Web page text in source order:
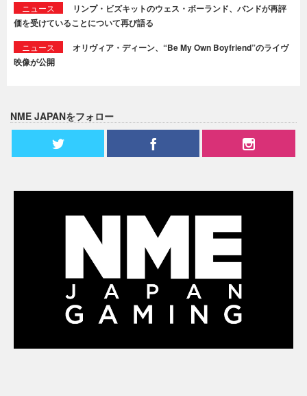
ニュース
リンプ・ビズキットのウェス・ボーランド、バンドが再評
価を受けていることについて再び語る
ニュース
オリヴィア・ディーン、“Be My Own Boyfriend”のライヴ
映像が公開
NME JAPANをフォロー